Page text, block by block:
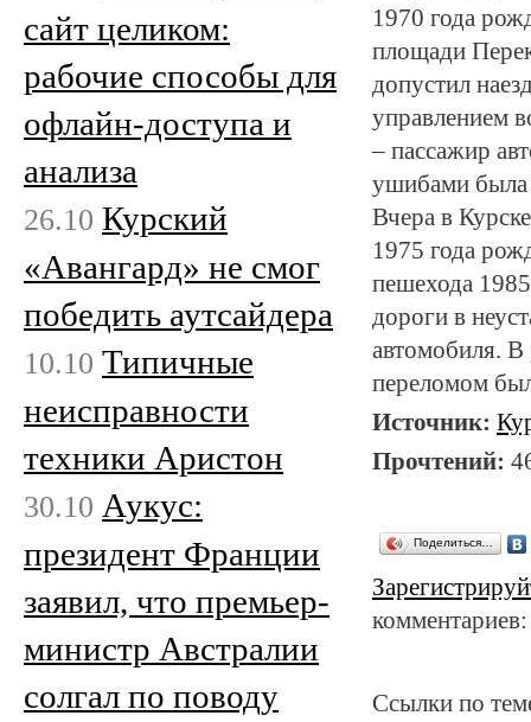
1970 года
площади
допустил
управлением
– пассажир
ушибами была
Вчера в
1975 года
пешехода
дороги в
автомобиля. В
переломом
Источник:
Прочтений:
Поделиться…
Ссылки по
сайт целиком:
рабочие способы для
офлайн-доступа и
анализа
26.10 Курский
«Авангард» не смог
победить аутсайдера
10.10 Типичные
неисправности
техники Аристон
30.10 Аукус:
президент Франции
заявил, что премьер-
министр Австралии
солгал по поводу